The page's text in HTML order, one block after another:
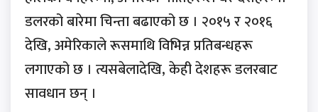
डलरको बारेमा चिन्ता बढाएको छ । २०१५ र २०१६
देखि, अमेरिकाले रूसमाथि विभिन्न प्रतिबन्धहरू
लगाएको छ । त्यसबेलादेखि, केही देशहरू डलरबाट
सावधान छन् ।